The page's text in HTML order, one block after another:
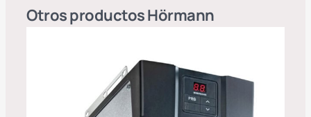
Otros productosHörmann